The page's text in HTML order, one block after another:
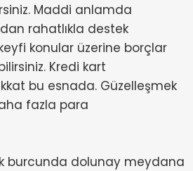
Maddi anlamda
rahatlıkla destek
konular üzerine borçlar
Kredi kart
bu esnada. Güzelleşmek
fazla para
burcunda dolunay meydana